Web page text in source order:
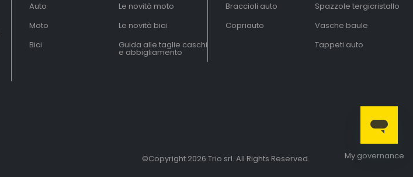
Auto
Moto
Bici
Le novità moto
Le novità bici
Guida alle taglie caschi
e abbigliamento
Braccioli auto
Copriauto
Spazzole tergicristallo
Vasche baule
Tappeti auto
My governance
©Copyright 2026 Trio srl. All Rights Reserved.